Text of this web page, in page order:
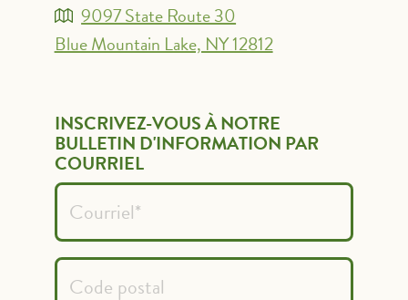
9097 State Route 30
Blue Mountain Lake, NY 12812
INSCRIVEZ-VOUS À NOTRE
BULLETIN D'INFORMATION PAR
COURRIEL